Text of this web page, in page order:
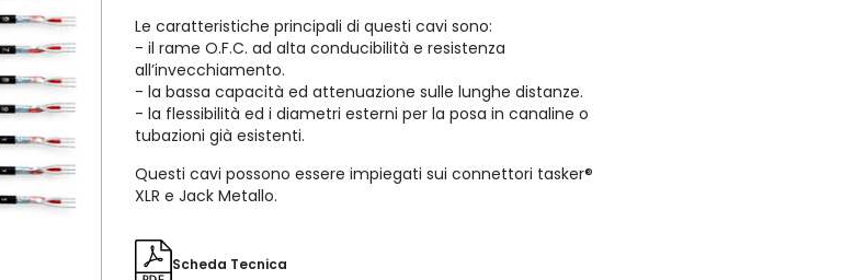
Le caratteristiche principali di questi cavi sono:
- il rame O.F.C. ad alta conducibilità e resistenza
all’invecchiamento.
- la bassa capacità ed attenuazione sulle lunghe distanze.
- la flessibilità ed i diametri esterni per la posa in canaline o
tubazioni già esistenti.
Questi cavi possono essere impiegati sui connettori tasker®
XLR e Jack Metallo.
Scheda Tecnica